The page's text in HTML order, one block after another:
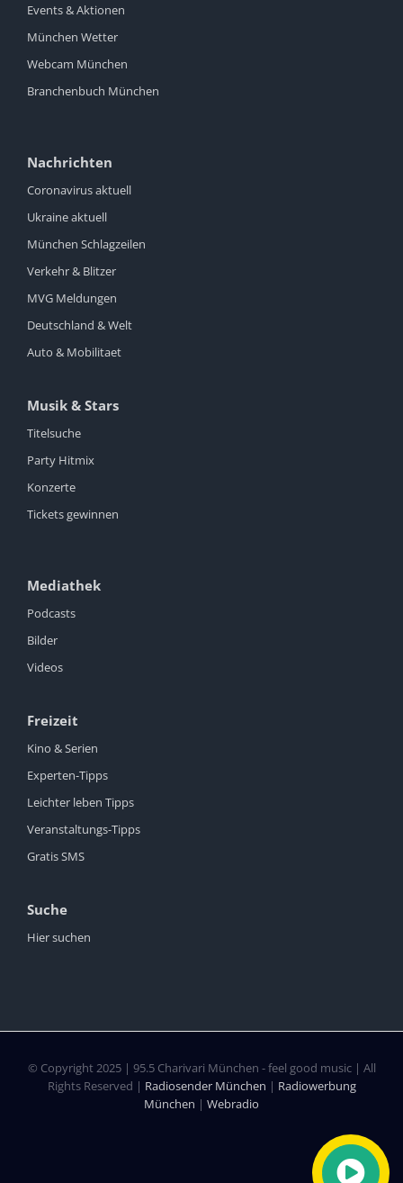
Events & Aktionen
München Wetter
Webcam München
Branchenbuch München
Nachrichten
Coronavirus aktuell
Ukraine aktuell
München Schlagzeilen
Verkehr & Blitzer
MVG Meldungen
Deutschland & Welt
Auto & Mobilitaet
Musik & Stars
Titelsuche
Party Hitmix
Konzerte
Tickets gewinnen
Mediathek
Podcasts
Bilder
Videos
Freizeit
Kino & Serien
Experten-Tipps
Leichter leben Tipps
Veranstaltungs-Tipps
Gratis SMS
Suche
Hier suchen
© Copyright 2025 | 95.5 Charivari München - feel good music | All
Rights Reserved | Radiosender München | Radiowerbung
München | Webradio